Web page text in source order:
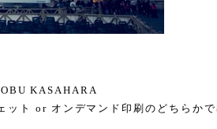
KASAHARA
ット or オンデマンド印刷のどちらかで